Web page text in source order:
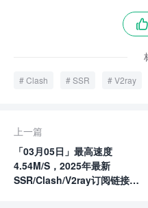

Clash SSR V2ray
上一篇
「03月05日」最高速度
4.54M/S，2025年最新
SSR/Clash/V2ray订阅链接高